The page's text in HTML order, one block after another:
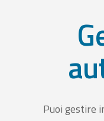
Puoi gestire